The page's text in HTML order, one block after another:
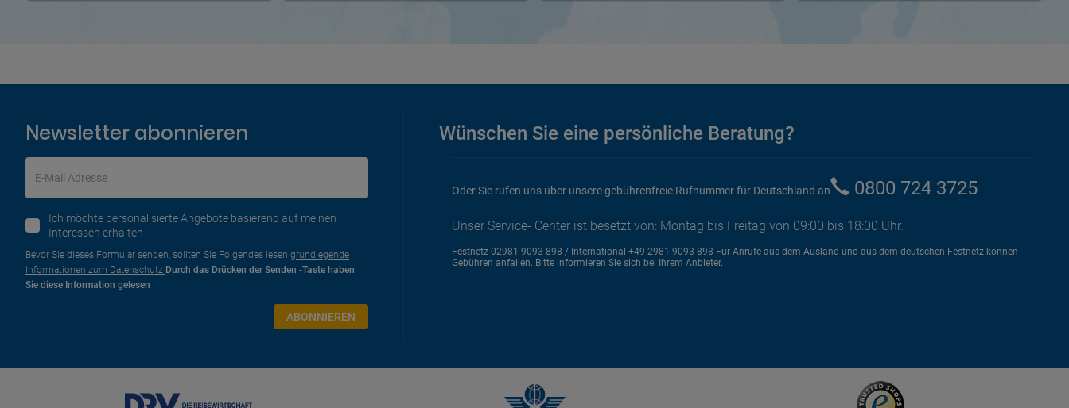
Newsletter abonnieren
E-Mail Adresse
Ich möchte personalisierte Angebote basierend auf meinen
Interessen erhalten
Bevor Sie dieses Formular senden, sollten Sie Folgendes lesen grundlegende
Informationen zum Datenschutz Durch das Drücken der Senden -Taste haben
Sie diese Information gelesen
ABONNIEREN
Wünschen Sie eine persönliche Beratung?
Oder Sie rufen uns über unsere gebührenfreie Rufnummer für Deutschland an 0800 724 3725
Unser Service- Center ist besetzt von: Montag bis Freitag von 09:00 bis 18:00 Uhr.
Festnetz 02981 9093 898 / International +49 2981 9093 898 Für Anrufe aus dem Ausland und aus dem deutschen Festnetz können
Gebühren anfallen. Bitte informieren Sie sich bei Ihrem Anbieter.